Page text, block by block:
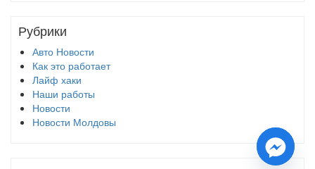
Рубрики
Авто Новости
Как это работает
Лайф хаки
Наши работы
Новости
Новости Молдовы